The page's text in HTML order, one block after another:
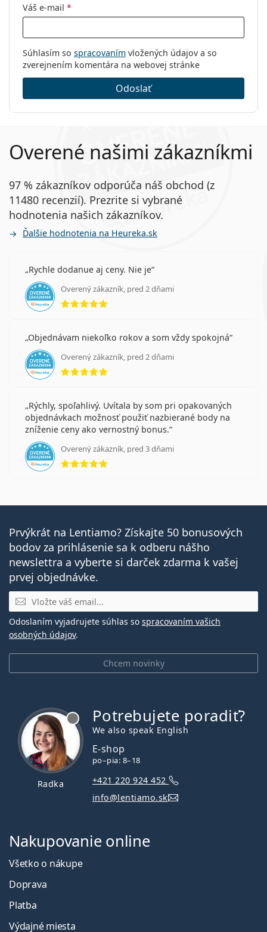
Váš e-mail *
Súhlasím so spracovaním vložených údajov a so
zverejnením komentára na webovej stránke
Odoslať
Overené našimi zákazníkmi
97 % zákazníkov odporúča náš obchod (z
11480 recenzií). Prezrite si vybrané
hodnotenia našich zákazníkov.
Ďalšie hodnotenia na Heureka.sk
Rychle dodanue aj ceny. Nie je
Overený zákazník, pred 2 dňami
hodnotenie 5 z 5
Objednávam niekoľko rokov a som vždy spokojná
Overený zákazník, pred 2 dňami
hodnotenie 5 z 5
Rýchly, spoľahlivý. Uvítala by som pri opakovaných
objednávkach možnosť použiť nazbierané body na
zníženie ceny ako vernostný bonus.
Overený zákazník, pred 3 dňami
hodnotenie 5 z 5
Prvýkrát na Lentiamo? Získajte 50 bonusových
bodov za prihlásenie sa k odberu nášho
newslettra a vyberte si darček zdarma k vašej
prvej objednávke.
E-mail
Chcem novinky
Odoslaním vyjadrujete súhlas so spracovaním vašich
osobných údajov.
Radka
Potrebujete poradiť?
We also speak English
E-shop
po–pia: 8–18
+421 220 924 452
info@lentiamo.sk
Nakupovanie online
Všetko o nákupe
Doprava
Platba
Výdajné miesta